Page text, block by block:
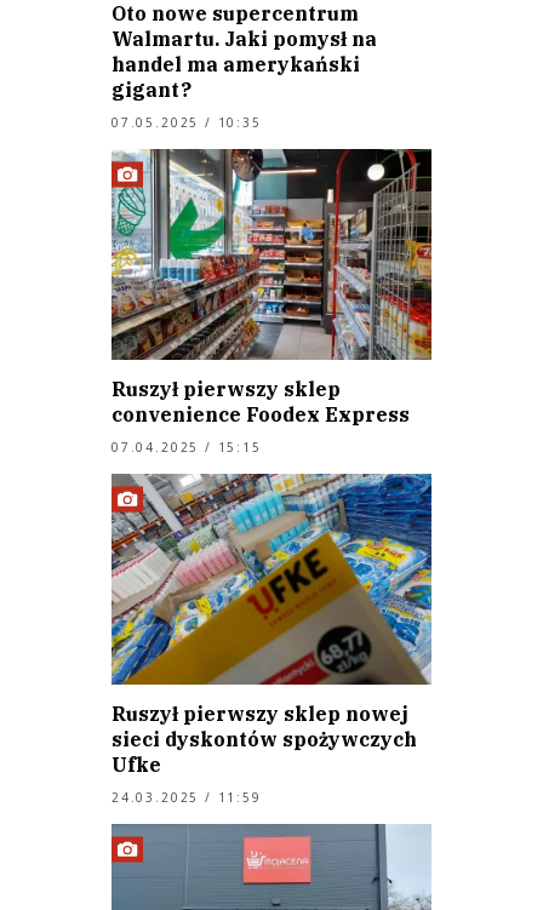
Oto nowe supercentrum
Walmartu. Jaki pomysł na
handel ma amerykański
gigant?
07.05.2025 / 10:35
Ruszył pierwszy sklep
convenience Foodex Express
07.04.2025 / 15:15
Ruszył pierwszy sklep nowej
sieci dyskontów spożywczych
Ufke
24.03.2025 / 11:59